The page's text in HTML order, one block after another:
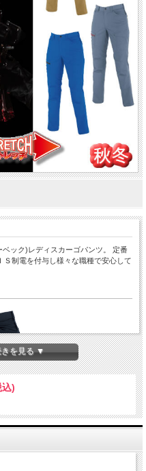
ック)レディスカーゴパンツ。 定番
Ｓ制電を付与し様々な職種で安心して
を見る ▼
)